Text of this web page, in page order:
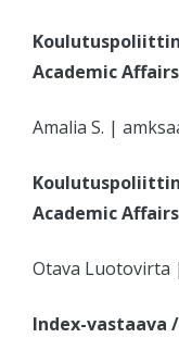
Academic
Amalia S. |
Academic
Otava Luotovirta
Index-vastaava